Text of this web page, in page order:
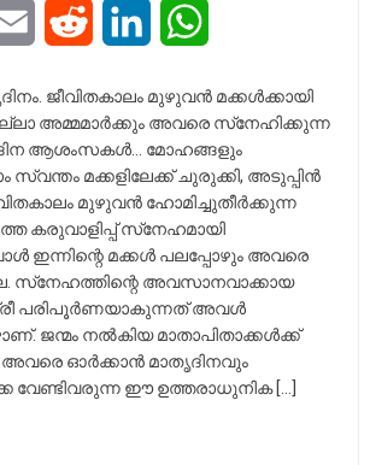
Email Reddit LinkedIn
ജീവിതകാലം മുഴുവൻ മക്കൾക്കായി
അമ്മമാർക്കും അവരെ സ്‌നേഹിക്കുന്ന
ആശംസകൾ… മോഹങ്ങളും
സ്വന്തം മക്കളിലേക്ക് ചുരുക്കി, അടുപ്പിൻ
മുഴുവൻ ഹോമിച്ചുതീർക്കുന്ന
കരുവാളിപ്പ് സ്‌നേഹമായി
ഇന്നിന്റെ മക്കൾ പലപ്പോഴും അവരെ
സ്‌നേഹത്തിന്റെ അവസാനവാക്കായ
പരിപൂർണയാകുന്നത് അവൾ
ജന്മം നൽകിയ മാതാപിതാക്കൾക്ക്
അവരെ ഓർക്കാൻ മാതൃദിനവും
വേണ്ടിവരുന്ന ഈ ഉത്തരാധുനിക […]